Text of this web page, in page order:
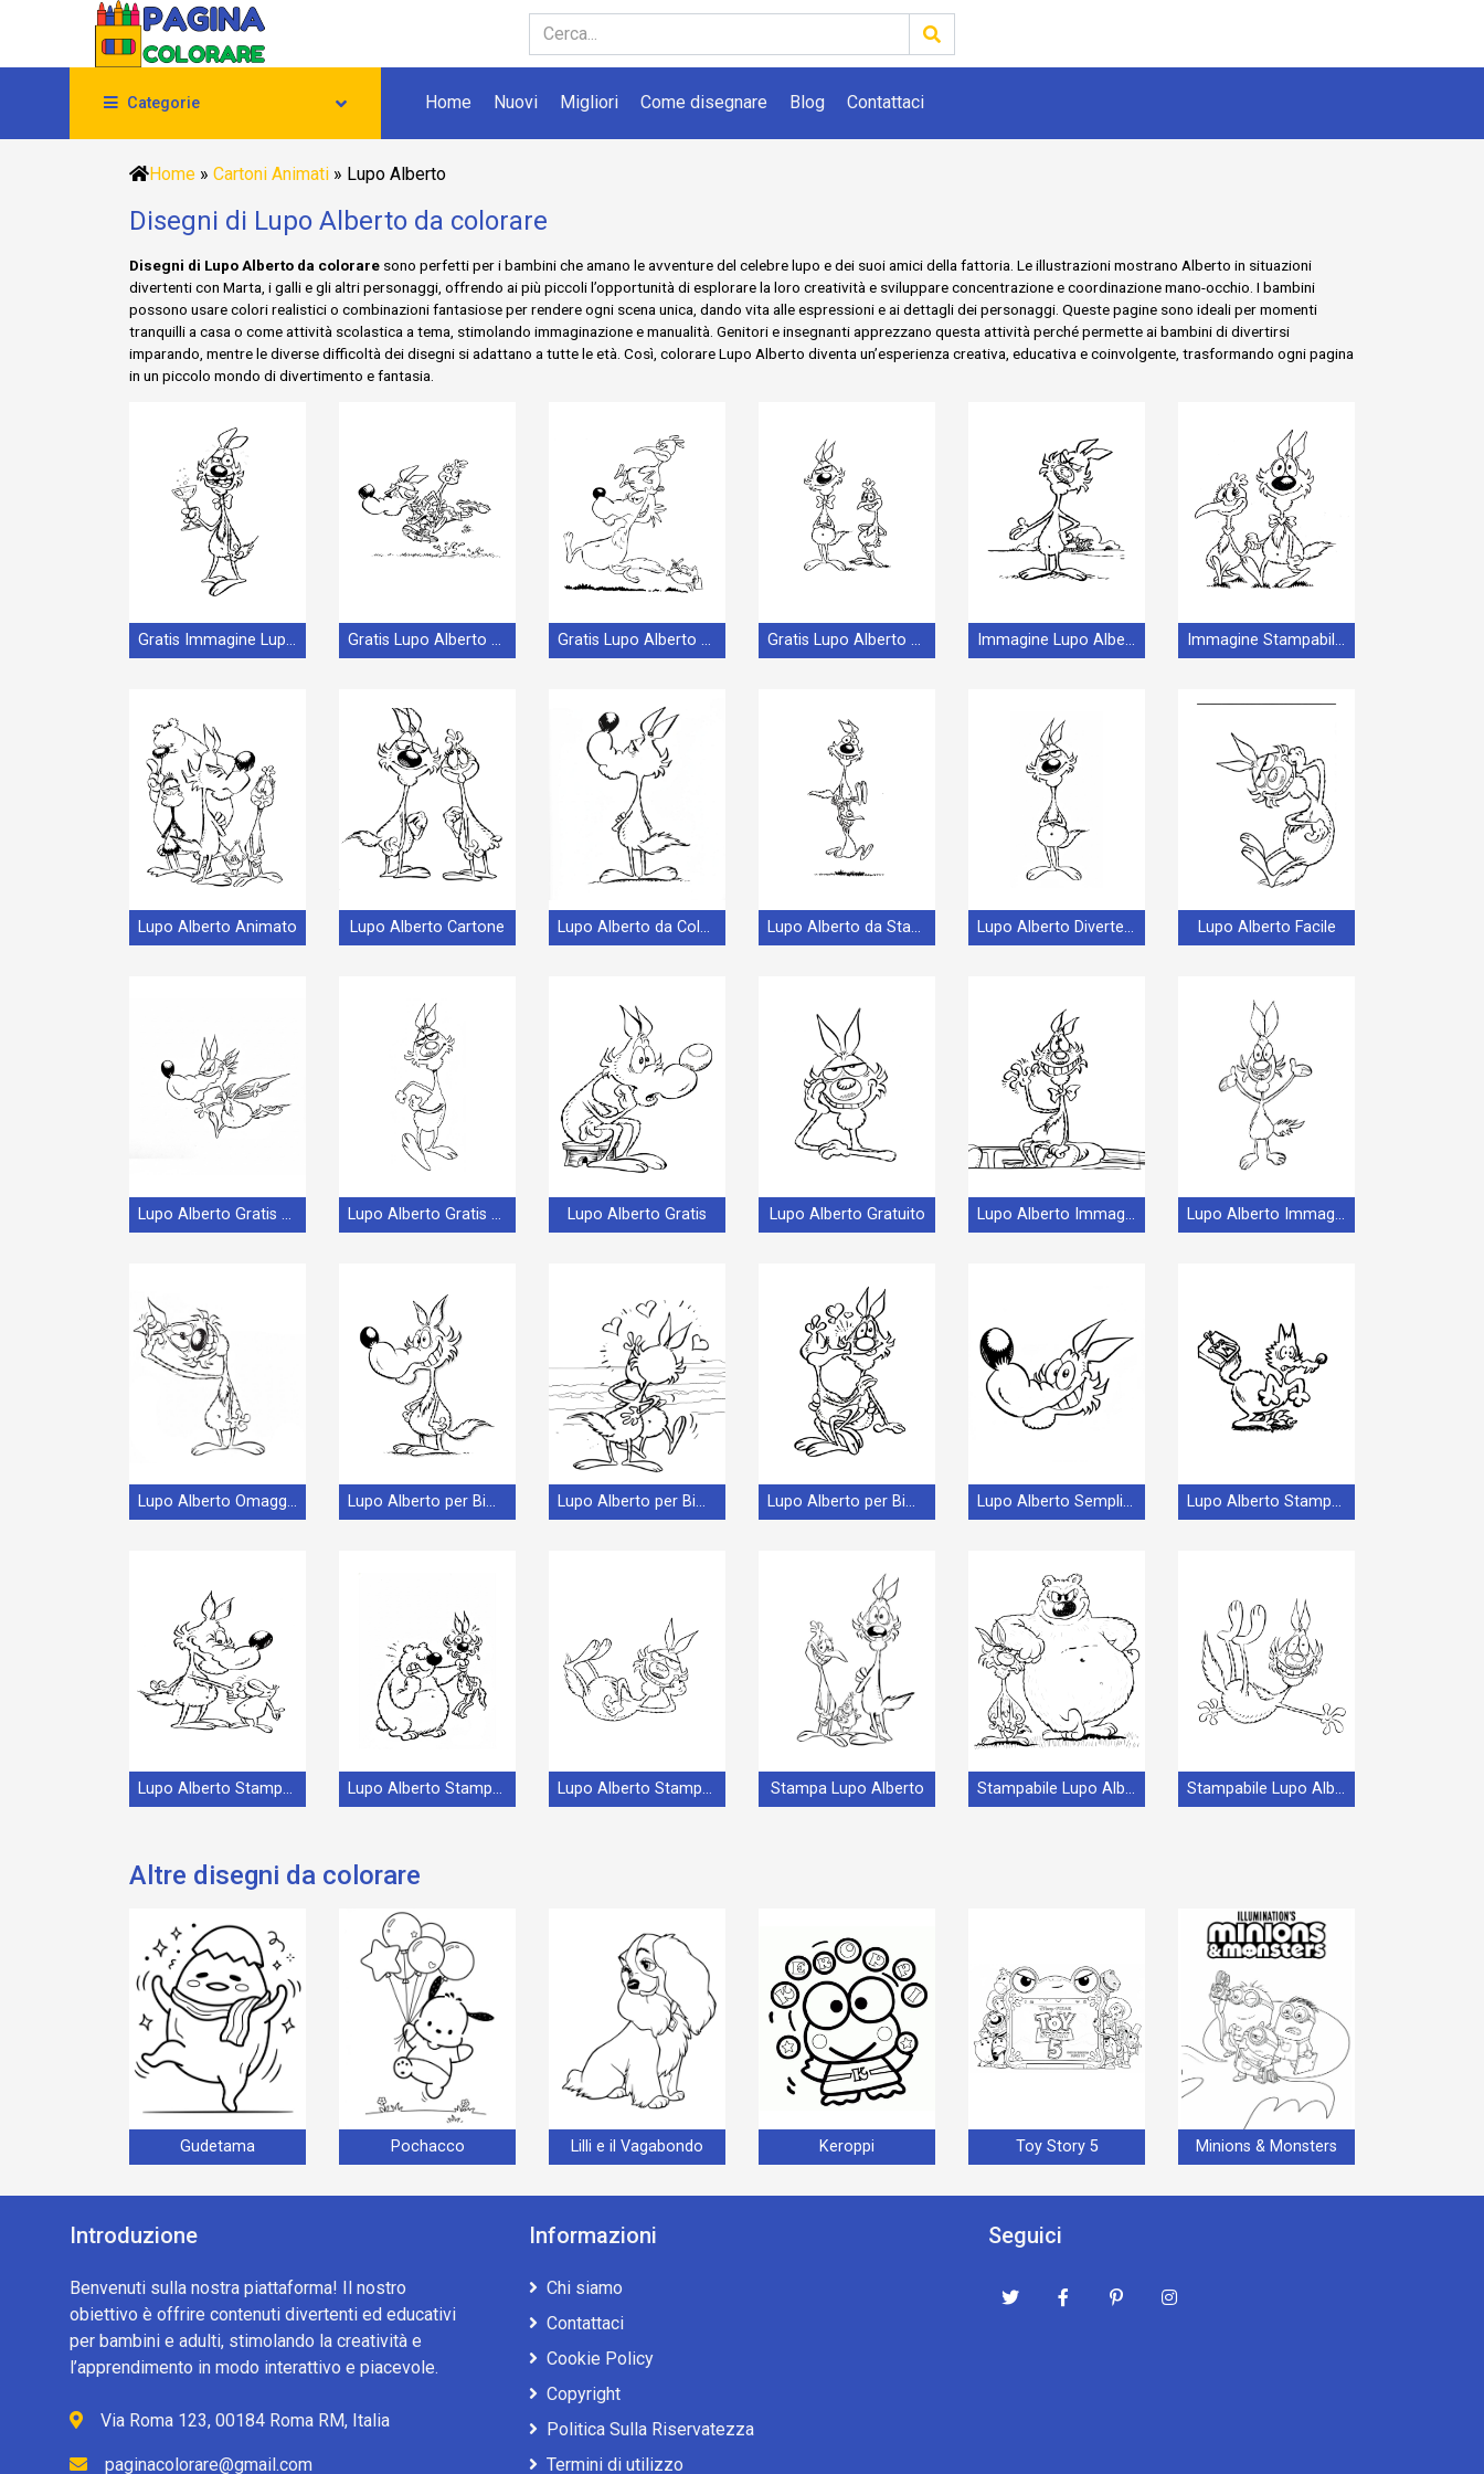
Categorie Home Nuovi Migliori Come disegnare Blog Contattaci
Home » Cartoni Animati » Lupo Alberto
Disegni di Lupo Alberto da colorare
Disegni di Lupo Alberto da colorare sono perfetti per i bambini che amano le avventure del celebre lupo e dei suoi amici della fattoria. Le illustrazioni mostrano Alberto in situazioni
divertenti con Marta, i galli e gli altri personaggi, offrendo ai più piccoli l’opportunità di esplorare la loro creatività e sviluppare concentrazione e coordinazione mano-occhio. I bambini
possono usare colori realistici o combinazioni fantasiose per rendere ogni scena unica, dando vita alle espressioni e ai dettagli dei personaggi. Queste pagine sono ideali per momenti
tranquilli a casa o come attività scolastica a tema, stimolando immaginazione e manualità. Genitori e insegnanti apprezzano questa attività perché permette ai bambini di divertirsi
imparando, mentre le diverse difficoltà dei disegni si adattano a tutte le età. Così, colorare Lupo Alberto diventa un’esperienza creativa, educativa e coinvolgente, trasformando ogni pagina
in un piccolo mondo di divertimento e fantasia.
Gratis Immagine Lupo Alberto Gratis Lupo Alberto da Stampare Gratis Lupo Alberto per Bimbi Gratis Lupo Alberto Stampabile Immagine Lupo Alberto Immagine Stampabile Lupo Alberto
Lupo Alberto Animato Lupo Alberto Cartone Lupo Alberto da Colorare Lupo Alberto da Stampare Lupo Alberto Divertente Lupo Alberto Facile
Lupo Alberto Gratis per Bambini Lupo Alberto Gratis Stampabile Lupo Alberto Gratis Lupo Alberto Gratuito Lupo Alberto Immagine Gratis Lupo Alberto Immagine Stampabile
Lupo Alberto Omaggio Lupo Alberto per Bimbi di 1 Anno Lupo Alberto per Bimbi di 2 Anni Lupo Alberto per Bimbi Lupo Alberto Semplice Lupo Alberto Stampabile Gratis
Lupo Alberto Stampabile per Bambini Lupo Alberto Stampabile per Piccoli Lupo Alberto Stampabile Stampa Lupo Alberto Stampabile Lupo Alberto Gratuito Stampabile Lupo Alberto Omaggio
Altre disegni da colorare
Gudetama Pochacco Lilli e il Vagabondo Keroppi Toy Story 5 Minions & Monsters
Introduzione
Benvenuti sulla nostra piattaforma! Il nostro
obiettivo è offrire contenuti divertenti ed educativi
per bambini e adulti, stimolando la creatività e
l’apprendimento in modo interattivo e piacevole.
Via Roma 123, 00184 Roma RM, Italia
paginacolorare@gmail.com
Informazioni
Chi siamo
Contattaci
Cookie Policy
Copyright
Politica Sulla Riservatezza
Termini di utilizzo
Seguici